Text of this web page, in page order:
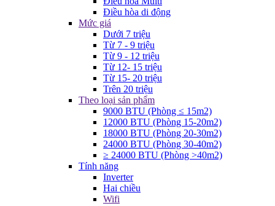
Điều hòa di động
Mức giá
Dưới 7 triệu
Từ 7 - 9 triệu
Từ 9 - 12 triệu
Từ 12- 15 triệu
Từ 15- 20 triệu
Trên 20 triệu
Theo loại sản phẩm
9000 BTU (Phòng ≤ 15m2)
12000 BTU (Phòng 15-20m2)
18000 BTU (Phòng 20-30m2)
24000 BTU (Phòng 30-40m2)
≥ 24000 BTU (Phòng >40m2)
Tính năng
Inverter
Hai chiều
Wifi